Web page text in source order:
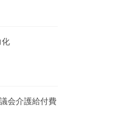
化
会介護給付費